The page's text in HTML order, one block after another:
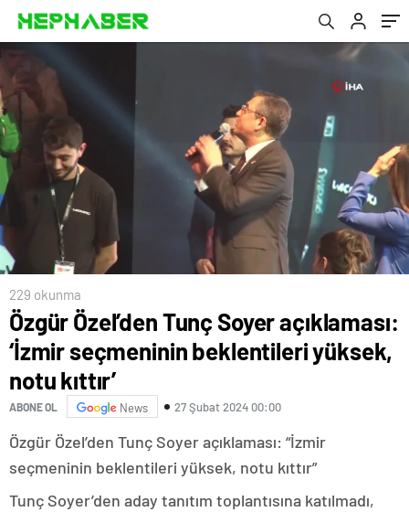
229 okunma
Özgür Özel’den Tunç Soyer açıklaması:
‘İzmir seçmeninin beklentileri yüksek,
notu kıttır’
ABONE OL News 27 Şubat 2024 00:00
Özgür Özel’den Tunç Soyer açıklaması: “İzmir
seçmeninin beklentileri yüksek, notu kıttır”
Tunç Soyer’den aday tanıtım toplantısına katılmadı,